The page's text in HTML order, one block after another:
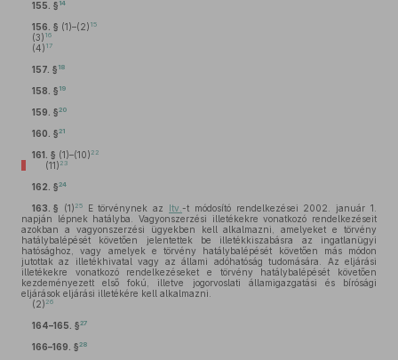
155. § 14
156. § (1)–(2) 15
(3) 16
(4) 17
157. § 18
158. § 19
159. §20
160. §21
161. § (1)–(10) 22
(11) 23
162. §24
163. § (1) 25E törvénynek az Itv.-t módosító rendelkezései 2002. január 1.
napján lépnek hatályba. Vagyonszerzési illetékekre vonatkozó rendelkezéseit
azokban a vagyonszerzési ügyekben kell alkalmazni, amelyeket e törvény
hatálybalépését követően jelentettek be illetékkiszabásra az ingatlanügyi
hatósághoz, vagy amelyek e törvény hatálybalépését követően más módon
jutottak az illetékhivatal vagy az állami adóhatóság tudomására. Az eljárási
illetékekre vonatkozó rendelkezéseket e törvény hatálybalépését követően
kezdeményezett első fokú, illetve jogorvoslati államigazgatási és bírósági
eljárások eljárási illetékére kell alkalmazni.
(2) 26
164–165. §27
166–169. §28